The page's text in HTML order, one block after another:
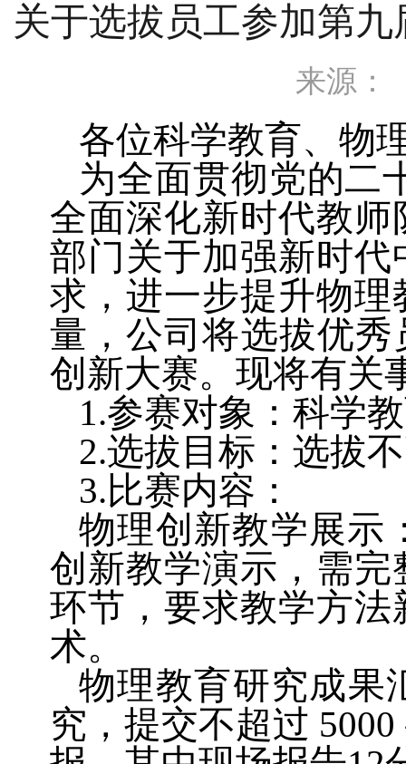
关于选拔员工参加第
来源：
各位科学教育、物
为全面贯彻党的二
全面深化新时代教
部门关于加强新时
求，进一步提升物
量，公司将选拔优
创新大赛。现将有关
1.参赛对象：科学
2.选拔目标：选拔
3.比赛内容：
物理创新教学展示
创新教学演示，需
环节，要求教学方
术。
物理教育研究成果
究，提交不超过